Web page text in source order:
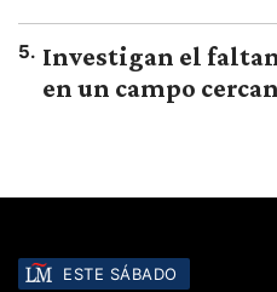
5. Investigan el
en un campo
ESTE SÁBADO